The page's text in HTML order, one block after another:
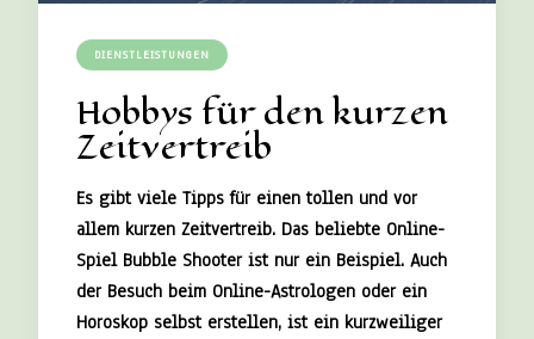
DIENSTLEISTUNGEN
Hobbys für den kurzen
Zeitvertreib
Es gibt viele Tipps für einen tollen und vor
allem kurzen Zeitvertreib. Das beliebte Online-
Spiel Bubble Shooter ist nur ein Beispiel. Auch
der Besuch beim Online-Astrologen oder ein
Horoskop selbst erstellen, ist ein kurzweiliger